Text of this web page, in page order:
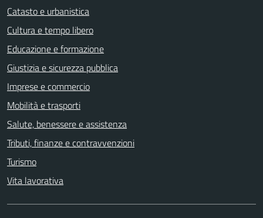
Catasto e urbanistica
Cultura e tempo libero
Educazione e formazione
Giustizia e sicurezza pubblica
Imprese e commercio
Mobilità e trasporti
Salute, benessere e assistenza
Tributi, finanze e contravvenzioni
Turismo
Vita lavorativa